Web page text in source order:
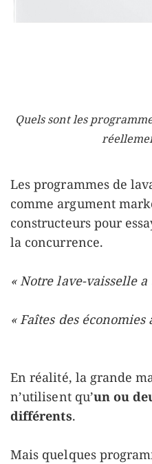
Quels sont les
Les programmes de
comme argument
constructeurs pour
la concurrence.
« Notre lave-vaisselle
« Faîtes des
En réalité, la grande
n’utilisent qu’un ou
différents.
Mais quelques